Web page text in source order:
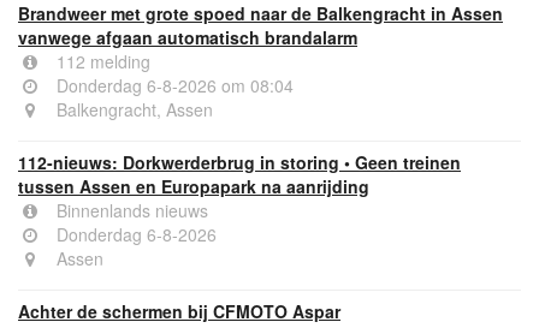
Brandweer met grote spoed naar de Balkengracht in Assen
vanwege afgaan automatisch brandalarm
112 melding
Donderdag 6-8-2026 om 08:04
Balkengracht, Assen
112-nieuws: Dorkwerderbrug in storing • Geen treinen
tussen Assen en Europapark na aanrijding
Binnenlands nieuws
Donderdag 6-8-2026
Assen
Achter de schermen bij CFMOTO Aspar